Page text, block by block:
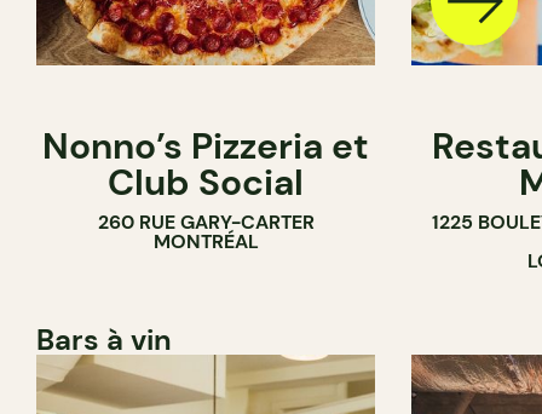
Nonno’s Pizzeria et
Club Social
260 RUE GARY-CARTER
MONTRÉAL
1225
Bars à vin